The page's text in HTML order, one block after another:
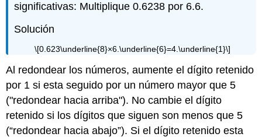
significativas: Multiplique 0.6238 por 6.6.
Solución
\[0.623\underline{8}×6.\underline{6}=4.\underline{1}\]
Al redondear los números, aumente el dígito retenido
por 1 si esta seguido por un número mayor que 5
("redondear hacia arriba"). No cambie el dígito
retenido si los dígitos que siguen son menos que 5
(“redondear hacia abajo”). Si el dígito retenido esta